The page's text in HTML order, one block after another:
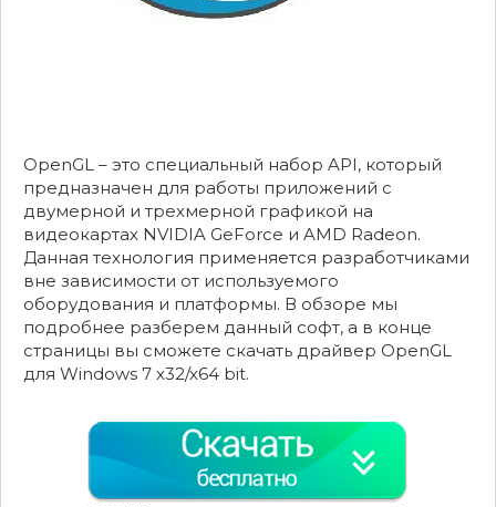
OpenGL – это специальный набор API, который
предназначен для работы приложений с
двумерной и трехмерной графикой на
видеокартах NVIDIA GeForce и AMD Radeon.
Данная технология применяется разработчиками
вне зависимости от используемого
оборудования и платформы. В обзоре мы
подробнее разберем данный софт, а в конце
страницы вы сможете скачать драйвер OpenGL
для Windows 7 x32/x64 bit.